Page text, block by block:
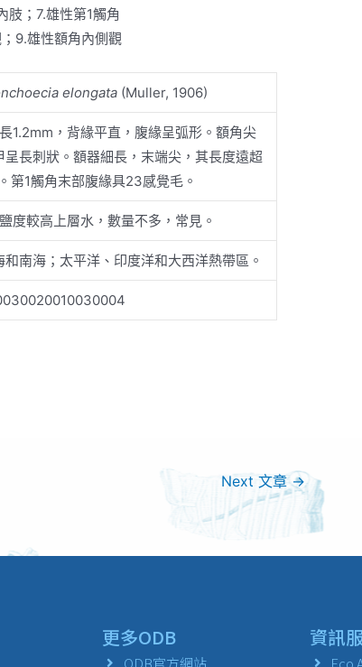
肢；7.雄性第1觸角
9.雄性額角內側觀
elongata (Muller, 1906)
1.2mm，背緣平直，腹緣呈弧形。額角尖
長刺狀。額器細長，末端尖，其長度遠超
第1觸角末部腹緣具23感覺毛。
度較高上層水，數量不多，常見。
南海；太平洋、印度洋和大西洋熱帶區。
Next 文章→
更多ODB
ODB官方網站
資訊
Eco